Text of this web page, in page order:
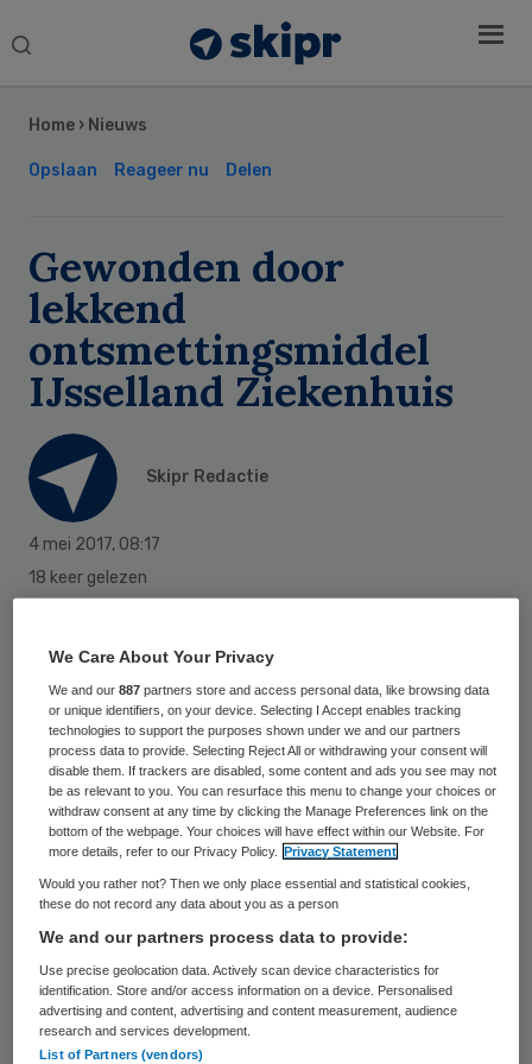
Search
Home › Nieuws
Opslaan Reageer nu Delen
Gewonden door
lekkend
ontsmettingsmiddel
IJsselland Ziekenhuis
Skipr Redactie
4 mei 2017, 08:17
18 keer gelezen
In het IJsselland Ziekenhuis in Capelle aan
den IJssel hebben donderdagmorgen twee
medewerkers ademhalingsproblemen
gekregen, nadat in het magazijn een vat
met ontsmettingsmiddel was gaan lekken.
Datmeldtde NOS.
De medewerkers hebben het
ontsmettingsmiddel perazijnzuur
ingeademd, aldus de Veiligheidsregio
Rotterdam-Rijnmond. De stof kan op de
longen slaan en ademhalingsklachten
Sidebar
We Care About Your Privacy
We and our887 partners store and access personal data, like browsing data
or unique identifiers, on your device. Selecting I Accept enables tracking
technologies to support the purposes shown under we and our partners
process data to provide. Selecting Reject All or withdrawing your consent will
disable them. If trackers are disabled, some content and ads you see may not
be as relevant to you. You can resurface this menu to change your choices or
withdraw consent at any time by clicking the Manage Preferences link on the
bottom of the webpage. Your choices will have effect within our Website. For
more details, refer to our Privacy Policy.
Privacy Statement
Would you rather not? Then we only place essential and statistical cookies,
these do not record any data about you as a person
We and our partners process data to provide:
Use precise geolocation data. Actively scan device characteristics for
identification. Store and/or access information on a device. Personalised
advertising and content, advertising and content measurement, audience
research and services development.
List of Partners (vendors)